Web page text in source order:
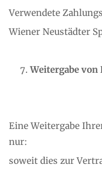
Verwendete
Wiener Neustädter
Weitergabe von
Eine Weitergabe
nur:
soweit dies zur